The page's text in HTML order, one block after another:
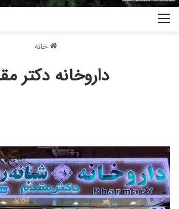
خانه
داروخانه دکتر